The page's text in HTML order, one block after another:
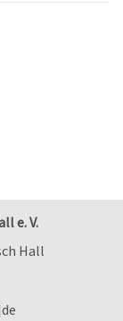
e. V.
Hall